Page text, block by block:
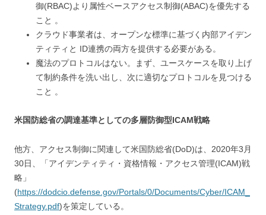
御(RBAC)より属性ベースアクセス制御(ABAC)を優先する
こと 。
クラウド事業者は、オープンな標準に基づく内部アイデン
ティティと ID連携の両方を提供する必要がある。
魔法のプロトコルはない。まず、ユースケースを取り上げ
て制約条件を洗い出し、次に適切なプロトコルを見つける
こと 。
米国防総省の調達基準としての多層防御型ICAM戦略
他方、アクセス制御に関連して米国防総省(DoD)は、2020年3月
30日、「アイデンティティ・資格情報・アクセス管理(ICAM)戦
略」
(https://dodcio.defense.gov/Portals/0/Documents/Cyber/ICAM_
Strategy.pdf)を策定している。